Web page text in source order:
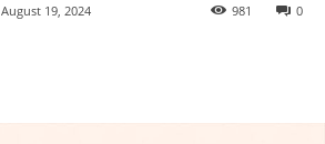
August 19, 2024 0
981